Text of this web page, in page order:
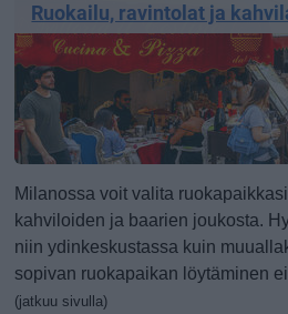
Ruokailu, ravintolat ja
Milanossa voit valita
kahviloiden ja baarien joukosta.
niin ydinkeskustassa kuin
sopivan ruokapaikan löytäminen
(jatkuu sivulla)